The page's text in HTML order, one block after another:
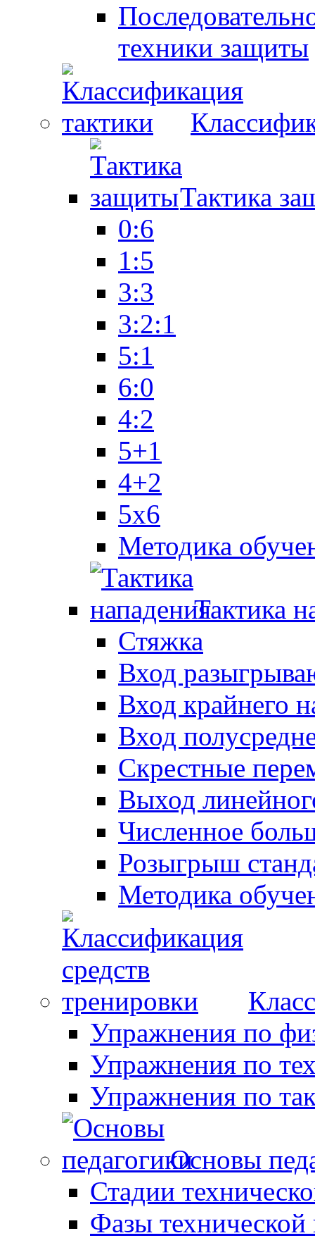
техники защиты
Тактика
0:6
1:5
3:3
3:2:1
5:1
6:0
4:2
5+1
4+2
5x6
Методика
Тактика
Стяжка
Вход
Вход крайнего
Вход
Скрестные
Выход
Численное
Розыгрыш
Методика
Упражнения по
Упражнения по
Упражнения по
Основы
Стадии
Фазы технической